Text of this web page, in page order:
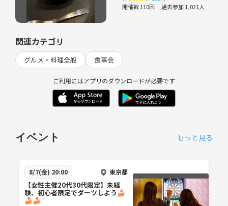
開催数 110回 過去参加 1,021人
関連カテゴリ
グルメ・料理全般 食事会
ご利用にはアプリのダウンロードが必要です
イベント もっと見る
8/7(金) 20:00 東京都
【女性主催20代30代限定】未経
験、初心者限定でダーツしよう🍰
🍰🍰